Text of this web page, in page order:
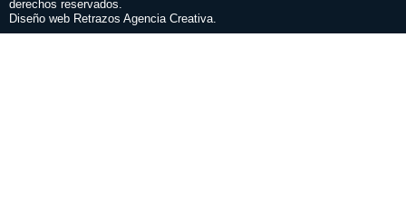
derechos reservados.
Diseño web Retrazos Agencia Creativa.